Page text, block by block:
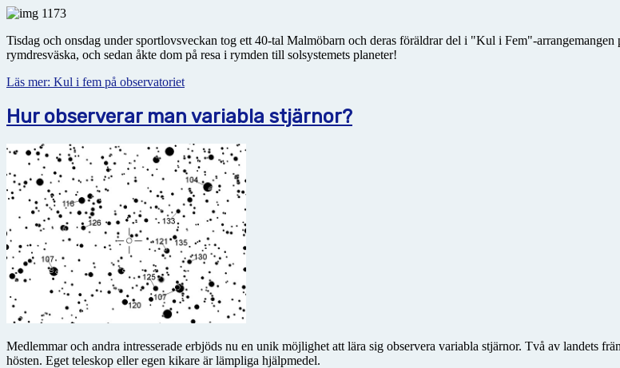
Tisdag och onsdag under sportlovsveckan tog ett 40-tal Malmöbarn och deras föräldrar del i "Kul i Fem"-
rymdresväska, och sedan åkte dom på resa i rymden till solsystemets planeter!
Läs mer: Kul i fem på observatoriet
Hur observerar man variabla stjärnor?
Medlemmar och andra intresserade erbjöds nu en unik möjlighet att lära sig observera variabla stjärnor. Två av landets
hösten. Eget teleskop eller egen kikare är lämpliga hjälpmedel.